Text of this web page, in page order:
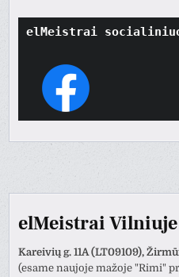
elMeistrai
elMeistrai Vilniuje
Kareivių g. 11A (LT09109),
(esame naujoje mažoje "Rimi"